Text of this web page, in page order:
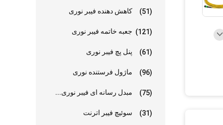
کاهش دهنده فیبر نوری (51)
جعبه خاتمه فیبر نوری (121)
پنل پچ فیبر نوری (61)
ماژول فرستنده نوری (96)
مبدل رسانه ای فیبر نوری... (75)
سوئیچ فیبر اترنت (31)